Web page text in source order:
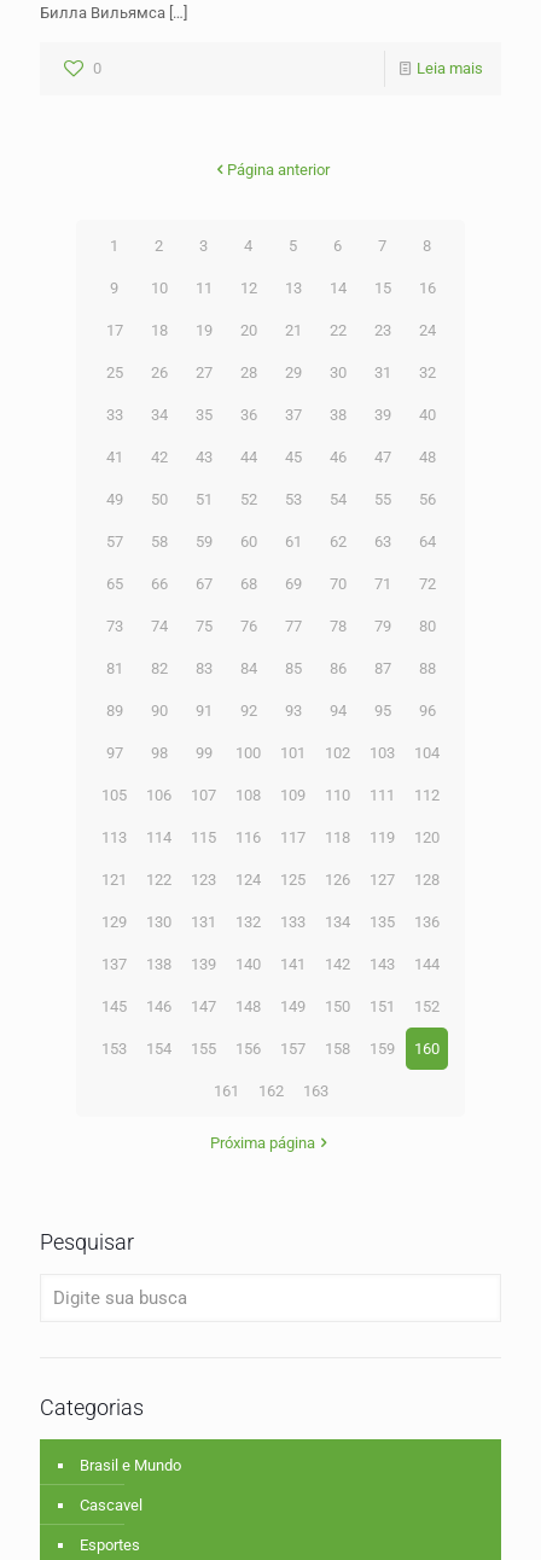
Билла Вильямса […]
0 Leia mais
Página anterior
1 2 3 4 5 6 7 8
9 10 11 12 13 14 15 16
17 18 19 20 21 22 23 24
25 26 27 28 29 30 31 32
33 34 35 36 37 38 39 40
41 42 43 44 45 46 47 48
49 50 51 52 53 54 55 56
57 58 59 60 61 62 63 64
65 66 67 68 69 70 71 72
73 74 75 76 77 78 79 80
81 82 83 84 85 86 87 88
89 90 91 92 93 94 95 96
97 98 99 100 101 102 103 104
105 106 107 108 109 110 111 112
113 114 115 116 117 118 119 120
121 122 123 124 125 126 127 128
129 130 131 132 133 134 135 136
137 138 139 140 141 142 143 144
145 146 147 148 149 150 151 152
153 154 155 156 157 158 159 160
161 162 163
Próxima página
Pesquisar
Categorias
Brasil e Mundo
Cascavel
Esportes